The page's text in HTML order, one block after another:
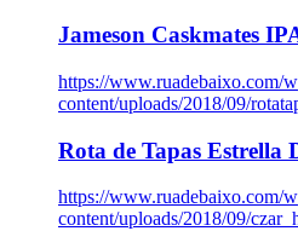
Jameson Caskmates
https://www.ruadebaixo.com/
content/uploads/2018/09/
Rota de Tapas Estrella
https://www.ruadebaixo.com/
content/uploads/2018/09/